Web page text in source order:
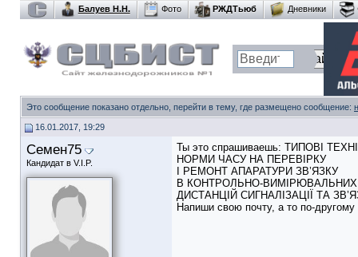
Балуев Н.Н. Фото РЖДТьюб Дневники
Это сообщение показано отдельно, перейти в тему, где размещено сообщение:
16.01.2017, 19:29
Семен75
Кандидат в V.I.P.
Ты это спрашиваешь: ТИПОВІ
НОРМИ ЧАСУ НА ПЕРЕВІРКУ
І РЕМОНТ АПАРАТУРИ ЗВ’ЯЗКУ
В КОНТРОЛЬНО-
ДИСТАНЦІЙ СИГНАЛІЗАЦІЇ ТА
Напиши свою почту, а то по-